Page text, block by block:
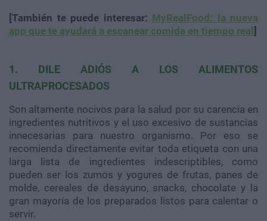
[También te puede interesar: MyRealFood: la nueva
app que te ayudará a escanear comida en tiempo real ]
1. DILE ADIÓS A LOS ALIMENTOS
ULTRAPROCESADOS
Son altamente nocivos para la salud por su carencia en
ingredientes nutritivos y el uso excesivo de sustancias
innecesarias para nuestro organismo. Por eso se
recomienda directamente evitar toda etiqueta con una
larga lista de ingredientes indescriptibles, como
pueden ser los zumos y yogures de frutas, panes de
molde, cereales de desayuno, snacks, chocolate y la
gran mayoría de los preparados listos para calentar o
servir.